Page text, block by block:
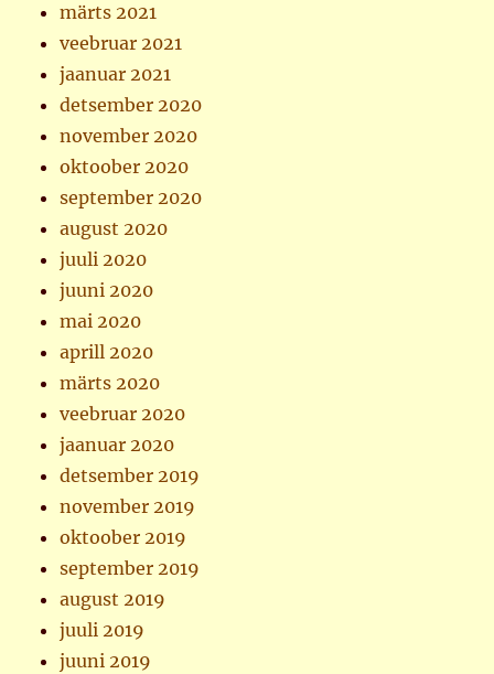
märts 2021
veebruar 2021
jaanuar 2021
detsember 2020
november 2020
oktoober 2020
september 2020
august 2020
juuli 2020
juuni 2020
mai 2020
aprill 2020
märts 2020
veebruar 2020
jaanuar 2020
detsember 2019
november 2019
oktoober 2019
september 2019
august 2019
juuli 2019
juuni 2019